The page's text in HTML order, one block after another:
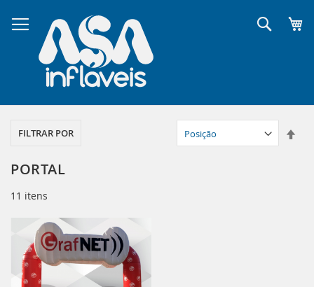
para
o
conteúdo
PORTAL
11 itens
FILTRAR POR